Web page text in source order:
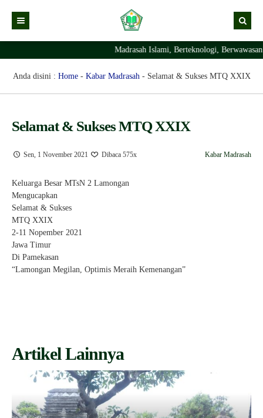
Kabar Madrasah
Kabar Pimpinan
Profil Madrasah
Visi Misi
Sejarah Berdirinya Madrasah
PTSP
Layanan Digital
Madrasah Islami, Berteknologi,
Anda disini : Home- Kabar Madrasah- Selamat & Sukses MTQ XXIX
Selamat & Sukses MTQ XXIX
Sen, 1 November 2021 Dibaca 575x Kabar Madrasah
Keluarga Besar MTsN 2 Lamongan
Mengucapkan
Selamat & Sukses
MTQ XXIX
2-11 Nopember 2021
Jawa Timur
Di Pamekasan
“Lamongan Megilan, Optimis Meraih Kemenangan”
Artikel Lainnya